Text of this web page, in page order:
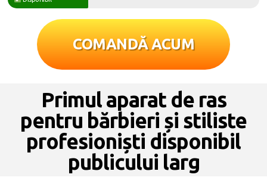
COMANDĂ ACUM
Primul aparat de ras
pentru bărbieri și stiliste
profesioniști disponibil
publicului larg